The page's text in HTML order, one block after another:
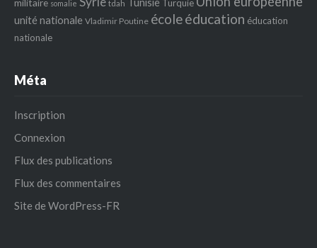
somalie tdah Turquie
unité nationale Vladimir Poutine écoleéducation éducation
nationale
Méta
Inscription
Connexion
Flux des publications
Flux des commentaires
Site de WordPress-FR